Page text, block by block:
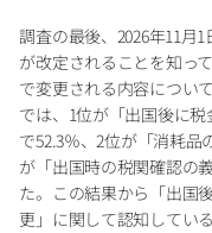
調査の最後、2026年11月
が改定されることを知っ
で変更される内容につい
では、1位が「出国後に税
で52.3％、2位が「消耗品
が「出国時の税関確認の
た。この結果から「出国
更」に関して認知してい